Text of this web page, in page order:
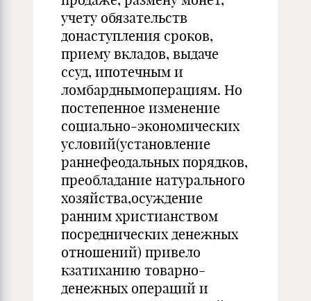
учету обязательств
донаступления сроков,
приему вкладов, выдаче
ссуд, ипотечным и
ломбарднымоперациям. Но
постепенное изменение
социально-экономических
условий(установление
раннефеодальных порядков,
преобладание натурального
хозяйства,осуждение
ранним христианством
посреднических денежных
отношений) привело
кзатиханию товарно-
денежных операций и